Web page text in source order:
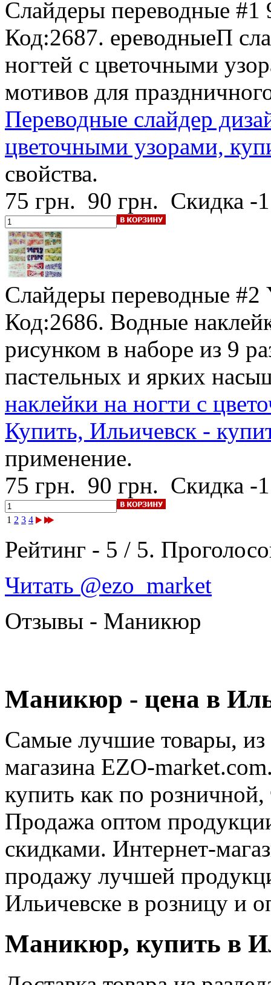
Слайдеры переводные #1
Код:2687. ереводныеП
ногтей с цветочными
мотивов для
Переводные слайдер
цветочными узорами,
свойства.
75 грн. 90 грн. Скидка -
Слайдеры переводные
Код:2686. Водные
рисунком в наборе из 9
пастельных и ярких
наклейки на ногти с
Купить, Ильичевск -
применение.
75 грн. 90 грн. Скидка -
1 2 3 4
Рейтинг - 5 / 5.
Читать @ezo_market
Отзывы - Маникюр
Маникюр - цена в
Самые лучшие товары, из
магазина EZO-
купить как по
Продажа оптом
скидками. Интернет-
продажу лучшей
Ильичевске в розницу и
Маникюр, купить в